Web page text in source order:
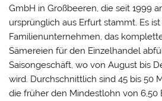
GmbH in Großbeeren, die seit 1999
ursprünglich aus Erfurt stammt. Es ist
Familienunternehmen, das
Sämereien für den Einzelhandel
Saisongeschäft, wo von August bis
wird. Durchschnittlich sind 45 bis 50
die früher den Mindestlohn von 6,50